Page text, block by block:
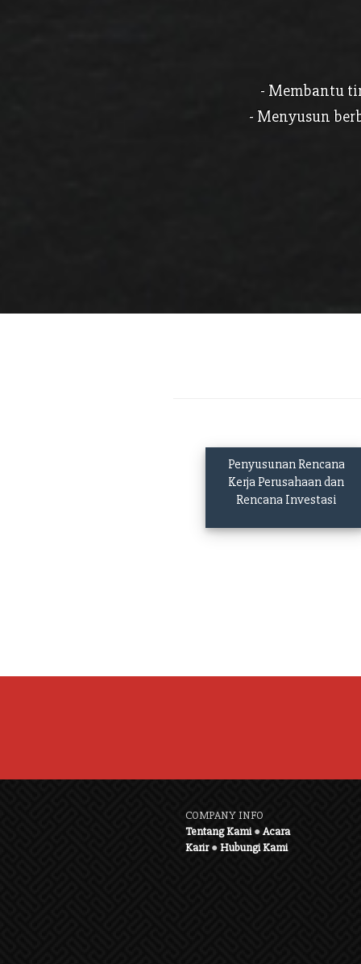
- Membantu
- Menyusun
Penyusunan Rencana
Kerja Perusahaan dan
Rencana Investasi
COMPANY INFO
Tentang Kami●Acara
Karir●Hubungi Kami